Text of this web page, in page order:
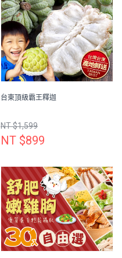
台東頂級霸王釋迦
NT $1,599
NT $899